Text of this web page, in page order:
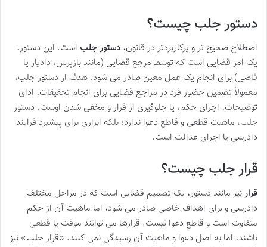
دستور جلب چیست؟
اصطلاح صحیح تر و پرکاربردتر در قانون، دستور جلب است. این دستور،
یک امر قضایی است که توسط مرجع قضایی (مانند بازپرس، دادیار یا
قاضی) برای انجام یک عمل معین صادر می شود. هدف از دستور جلب،
معمولاً تضمین حضور فرد در مراجع قضایی برای انجام تحقیقات، ادای
توضیحات، اجرای حکم، یا جلوگیری از فرار و مخفی شدن اوست. دستور
جلب، ماهیت قطعی و قاطع دعوا ندارد؛ بلکه ابزاری برای پیشبرد فرایند
دادرسی یا اجرای عدالت است.
قرار جلب چیست؟
قرارنیز مانند دستور، یک تصمیم قضایی است که در مراحل مختلف
دادرسی و برای اهداف خاصی صادر می شود، اما ماهیت آن از حکم
متفاوت است و قاطع دعوا نیست. قرارها می توانند موقت یا قطعی
باشند، اما به اصل دعوا و ماهیت آن رسیدگی نمی کنند. «قرار جلب» نیز